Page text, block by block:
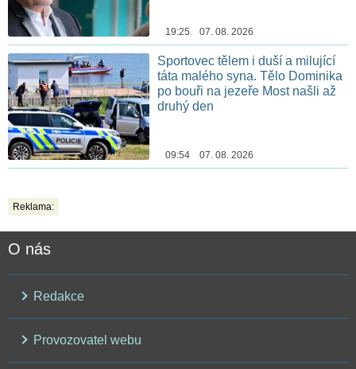
19:25 07. 08. 2026
Sportovec tělem i duší a milující
táta malého syna. Tělo Dominika
po bouři na jezeře Most našli až
druhý den
09:54 07. 08. 2026
Reklama:
O nás
Redakce
Provozovatel webu